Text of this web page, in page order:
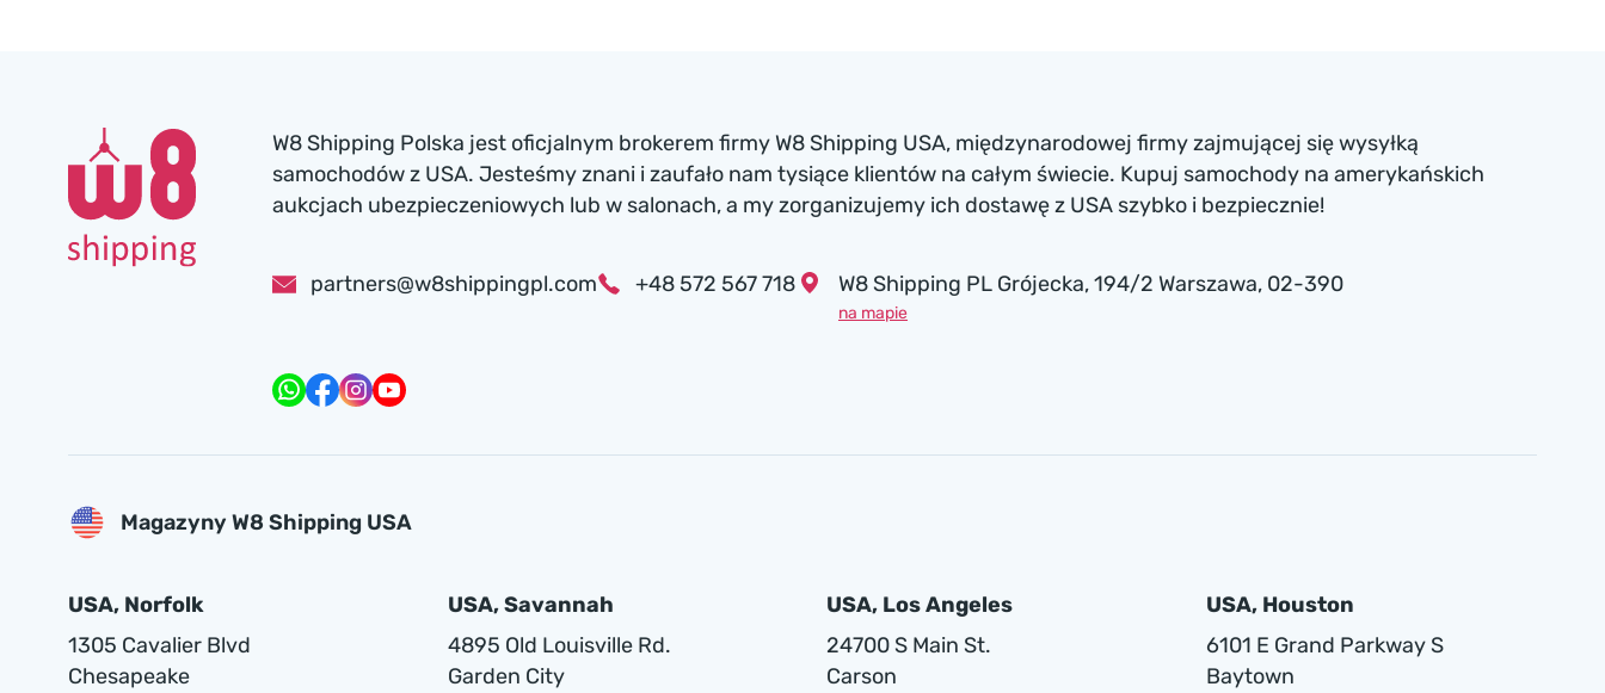
W8 Shipping Polska jest oficjalnym brokerem firmy W8 Shipping USA, międzynarodowej firmy zajmującej się wysyłką
samochodów z USA. Jesteśmy znani i zaufało nam tysiące klientów na całym świecie. Kupuj samochody na amerykańskich
aukcjach ubezpieczeniowych lub w salonach, a my zorganizujemy ich dostawę z USA szybko i bezpiecznie!
partners@w8shippingpl.com +48 572 567 718 W8 Shipping PL Grójecka , 194/2 Warszawa, 02-390
na mapie
Magazyny W8 Shipping USA
USA, Norfolk
1305 Cavalier Blvd
Chesapeake
USA, Savannah
4895 Old Louisville Rd.
Garden City
USA, Los Angeles
24700 S Main St.
Carson
USA, Houston
6101 E Grand Parkway S
Baytown